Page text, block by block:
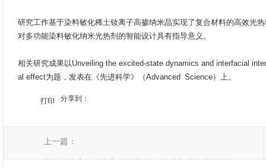
研究工作基于染料敏化稀土钕离子高掺纳米晶实现了复合材料的高效光
对多功能染料敏化纳米光热剂的智能设计具有指导意义。
相关研究成果以Unveiling the excited-state dynamics and interfacial
al effect为题，发表在《先进科学》（Advanced Science）上。
打印 分享到：
上一篇：
我国科学家把稀土颗粒融入隐形眼镜突破人类视觉极限